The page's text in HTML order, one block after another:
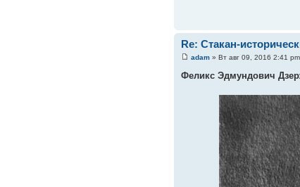
Re: Стакан-
adam » Вт авг 09, 2016 2:41 pm
Феликс Эдмундович